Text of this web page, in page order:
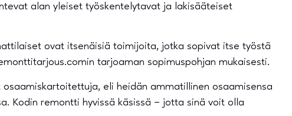
alan yleiset työskentelytavat ja lakisääteiset
ovat itsenäisiä toimijoita, jotka sopivat itse työstä
tarjoaman sopimuspohjan mukaisesti.
eli heidän ammatillinen osaamisensa
Kodin remontti hyvissä käsissä – jotta sinä voit olla